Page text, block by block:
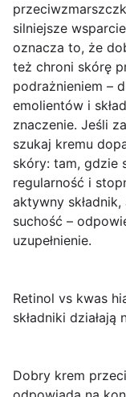
silniejsze
oznacza to, że
też chroni skórę
podrażnieniem –
emolientów i
znaczenie. Jeśli
szukaj kremu
skóry: tam, gdzie
regularność i
aktywny
suchość –
uzupełnienie.
Retinol vs kwas
składniki
Dobry krem